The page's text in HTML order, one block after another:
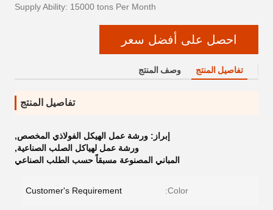
Supply Ability: 15000 tons Per Month
احصل على أفضل سعر
تفاصيل المنتج وصف المنتج
تفاصيل المنتج
إبراز: ورشة عمل الهيكل الفولاذي المخصص,
ورشة عمل لهياكل الصلب الصناعية,
المباني المصنوعة مسبقاً حسب الطلب الصناعي
Color:
Customer's Requirement